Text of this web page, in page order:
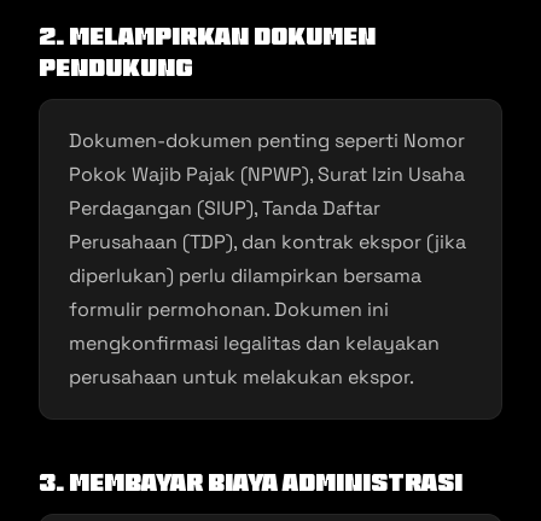
2. Melampirkan Dokumen
Pendukung
Dokumen-dokumen penting seperti Nomor
Pokok Wajib Pajak (NPWP), Surat Izin Usaha
Perdagangan (SIUP), Tanda Daftar
Perusahaan (TDP), dan kontrak ekspor (jika
diperlukan) perlu dilampirkan bersama
formulir permohonan. Dokumen ini
mengkonfirmasi legalitas dan kelayakan
perusahaan untuk melakukan ekspor.
3. Membayar Biaya Administrasi